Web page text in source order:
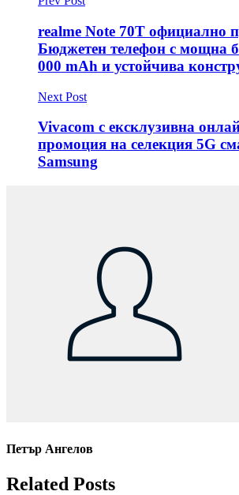
realme Note 70T официално
Бюджетен телефон с мощна
000 mAh и устойчива
Next Post
Vivacom с ексклузивна
промоция на селекция 5G
Samsung
Петър Ангелов
Related Posts